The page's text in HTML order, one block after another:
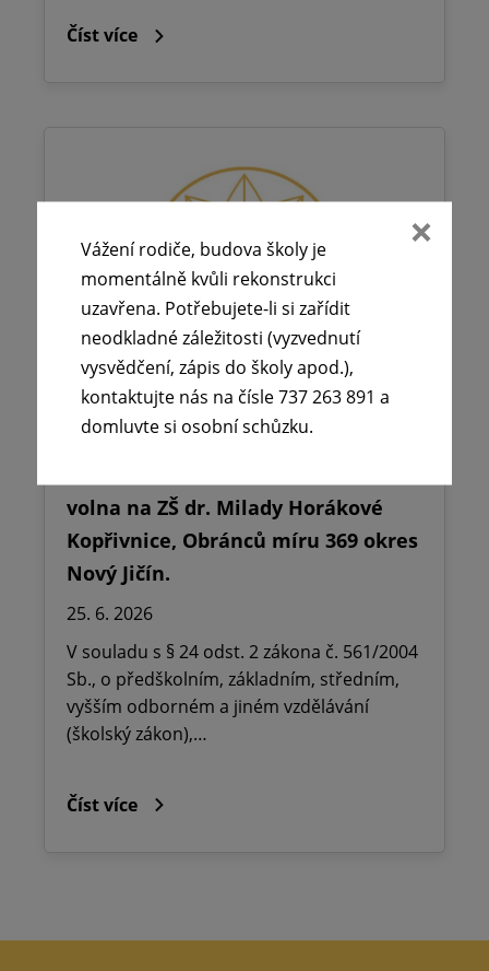
Číst více
volna na ZŠ dr. Milady Horákové
Kopřivnice, Obránců míru 369 okres
Nový Jičín.
25. 6. 2026
V souladu s § 24 odst. 2 zákona č. 561/2004
Sb., o předškolním, základním, středním,
vyšším odborném a jiném vzdělávání
(školský zákon),…
Číst více
Vážení rodiče, budova školy je
momentálně kvůli rekonstrukci
uzavřena. Potřebujete-li si zařídit
neodkladné záležitosti (vyzvednutí
vysvědčení, zápis do školy apod.),
kontaktujte nás na čísle 737 263 891 a
domluvte si osobní schůzku.